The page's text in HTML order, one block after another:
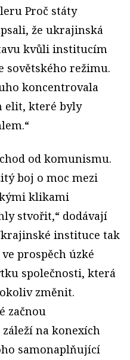
Proč státy
že ukrajinská
kvůli institucím
sovětského režimu.
koncentrovala
elit, které byly
od komunismu.
boj o moc mezi
klikami
stvořit,“ dodávají
instituce tak
prospěch úzké
společnosti, která
změnit.
začnou
na konexích
samonaplňující